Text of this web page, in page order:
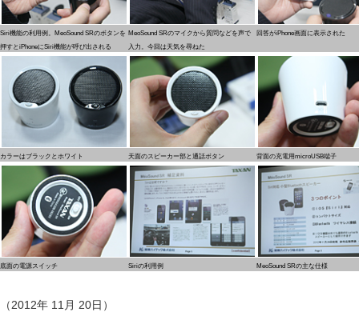
Siri機能の利用例。MeoSound SRのボタンを
押すとiPhoneにSiri機能が呼び出される
MeoSound SRのマイクから質問などを声で
入力。今回は天気を尋ねた
回答がiPhone画面に表示された
カラーはブラックとホワイト 天面のスピーカー部と通話ボタン 背面の充電用microUSB端子
底面の電源スイッチ Siriの利用例 MeoSound SRの主な仕様
（2012年 11月 20日）